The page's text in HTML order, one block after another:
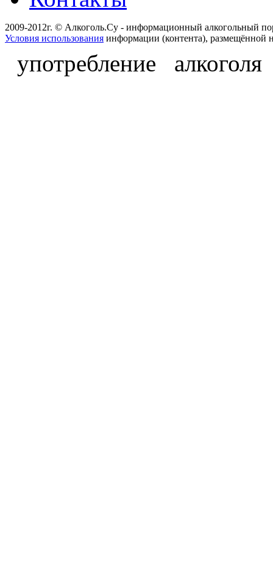
2009-2012г. © Алкоголь.Су - информационный алкогольный
Условия использования информации (контента), размещённой
употребление